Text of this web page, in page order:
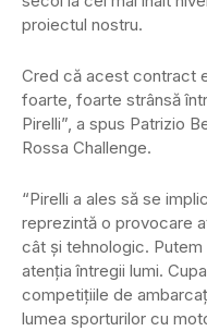
proiectul nostru.
Cred că acest contract
foarte, foarte strânsă
Pirelli”, a spus Patrizio
Rossa Challenge.
“Pirelli a ales să se
reprezintă o provocare
cât și tehnologic. Putem
atenția întregii lumi.
competițiile de
lumea sporturilor cu